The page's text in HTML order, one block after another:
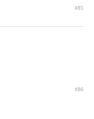
#85
#86